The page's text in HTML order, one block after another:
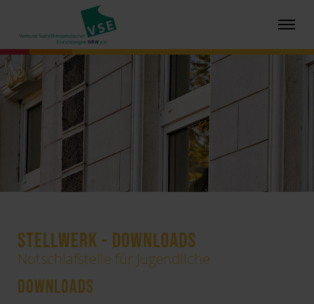
STELLWERK - DOWNLOADS
Notschlafstelle für Jugendliche
DOWNLOADS